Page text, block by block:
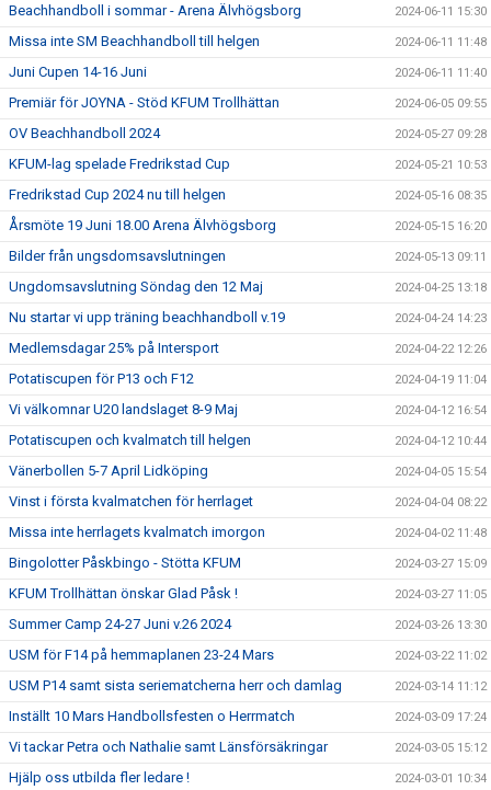
Beachhandboll i sommar - Arena Älvhögsborg 2024-06-11 15:30
Missa inte SM Beachhandboll till helgen 2024-06-11 11:48
Juni Cupen 14-16 Juni 2024-06-11 11:40
Premiär för JOYNA - Stöd KFUM Trollhättan 2024-06-05 09:55
OV Beachhandboll 2024 2024-05-27 09:28
KFUM-lag spelade Fredrikstad Cup 2024-05-21 10:53
Fredrikstad Cup 2024 nu till helgen 2024-05-16 08:35
Årsmöte 19 Juni 18.00 Arena Älvhögsborg 2024-05-15 16:20
Bilder från ungsdomsavslutningen 2024-05-13 09:11
Ungdomsavslutning Söndag den 12 Maj 2024-04-25 13:18
Nu startar vi upp träning beachhandboll v.19 2024-04-24 14:23
Medlemsdagar 25% på Intersport 2024-04-22 12:26
Potatiscupen för P13 och F12 2024-04-19 11:04
Vi välkomnar U20 landslaget 8-9 Maj 2024-04-12 16:54
Potatiscupen och kvalmatch till helgen 2024-04-12 10:44
Vänerbollen 5-7 April Lidköping 2024-04-05 15:54
Vinst i första kvalmatchen för herrlaget 2024-04-04 08:22
Missa inte herrlagets kvalmatch imorgon 2024-04-02 11:48
Bingolotter Påskbingo - Stötta KFUM 2024-03-27 15:09
KFUM Trollhättan önskar Glad Påsk ! 2024-03-27 11:05
Summer Camp 24-27 Juni v.26 2024 2024-03-26 13:30
USM för F14 på hemmaplanen 23-24 Mars 2024-03-22 11:02
USM P14 samt sista seriematcherna herr och damlag 2024-03-14 11:12
Inställt 10 Mars Handbollsfesten o Herrmatch 2024-03-09 17:24
Vi tackar Petra och Nathalie samt Länsförsäkringar 2024-03-05 15:12
Hjälp oss utbilda fler ledare ! 2024-03-01 10:34